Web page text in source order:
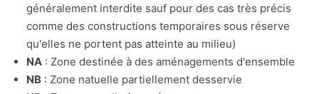
généralement interdite sauf pour des cas très précis
comme des constructions temporaires sous réserve
qu'elles ne portent pas atteinte au milieu)
NA : Zone destinée à des aménagements d'ensemble
NB : Zone natuelle partiellement desservie